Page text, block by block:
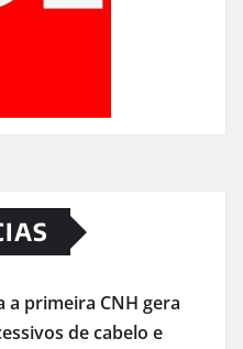
a primeira CNH gera
de cabelo e